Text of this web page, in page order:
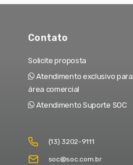
Contato
Solicite proposta
Atendimento exclusivo para
área comercial
Atendimento Suporte SOC
(13) 3202-9111
soc@soc.com.br